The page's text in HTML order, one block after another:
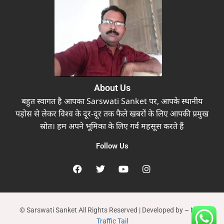
About Us
बहुत स्वागत है आपका Sarswati Sanket पर, आपके स्थानीय
पड़ोस से लेकर विश्व के दूर-दूर तक फैले खबरों के लिए आपकी प्रमुख
स्रोत। हम अपने भूमिका के लिए गर्व महसूस करते हैं
Follow Us
© Sarswati Sanket All Rights Reserved | Developed by – New
Traffic Tail